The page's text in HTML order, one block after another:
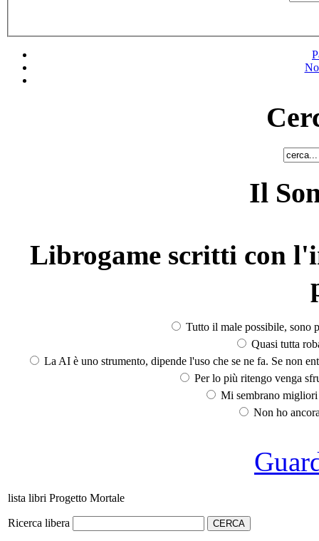
Il
Librogame scritti con
Tutto il male possibile, sono
Quasi tutta
La AI è uno strumento, dipende l'uso che se ne fa. Se non
Per lo più ritengo venga
Mi sembrano
Non ho
lista libri Progetto Mortale
Ricerca libera